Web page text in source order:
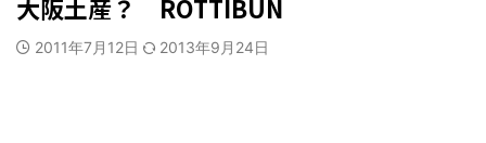
大阪土産？ ROTTIBUN
2011年7月12日 2013年9月24日